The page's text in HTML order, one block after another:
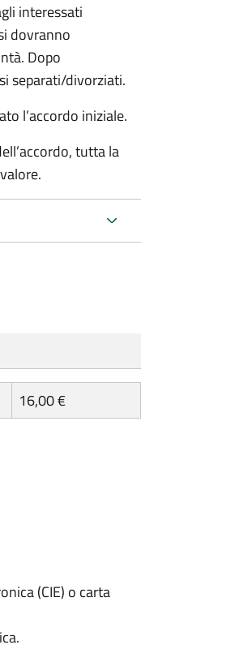
interessati
dovranno
Dopo
separati/divorziati.
l’accordo iniziale.
tutta la
16,00 €
(CIE) o carta